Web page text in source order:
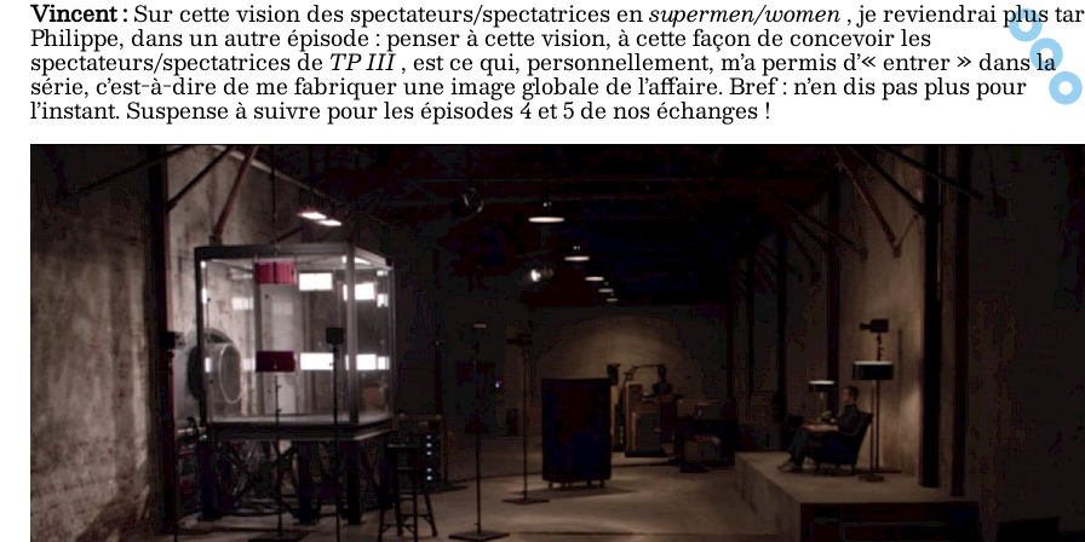
Vincent :Sur cette vision des spectateurs/spectatrices ensupermen/women, je reviendrai plus
Philippe, dans un autre épisode : penser à cette vision, à cette façon de concevoir les
spectateurs/spectatrices de TP III, est ce qui, personnellement, m’a permis d’« entrer » dans la
série, c’est-à-dire de me fabriquer une image globale de l’affaire. Bref : n’en dis pas plus pour
l’instant. Suspense à suivre pour les épisodes 4 et 5 de nos échanges !